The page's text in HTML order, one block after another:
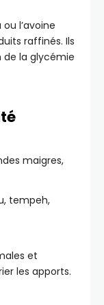
l’avoine
raffinés. Ils
la glycémie
maigres,
tempeh,
et
les apports.